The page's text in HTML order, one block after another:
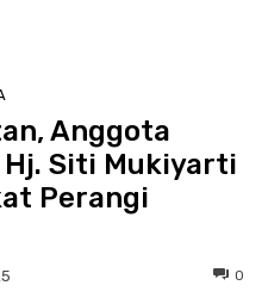
Anggota
Hj. Siti Mukiyarti
Perangi
0